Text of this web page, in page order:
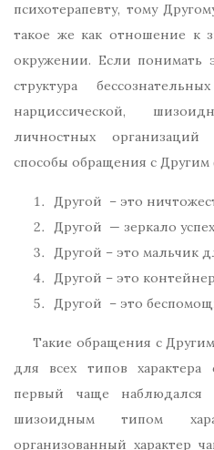
психотерапевту, тому
такое же как отношение к
окружении. Если понимать
структура
нарциссической,
личностных организаций
способы обращения с Другим
Другой – это
Другой — зеркало
Другой – это мальчик
Другой – это
Другой – это
Такие обращения с
для всех типов
первый чаще
шизоидным типом
организованный характер